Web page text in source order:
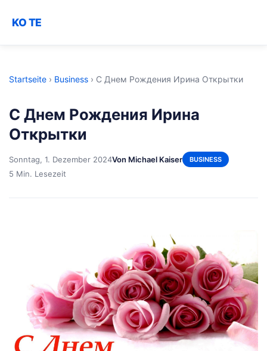
KO TE
Startseite › Business › С Днем Рождения Ирина Открытки
С Днем Рождения Ирина
Открытки
Sonntag, 1. Dezember 2024Von Michael Kaiser BUSINESS
5 Min. Lesezeit